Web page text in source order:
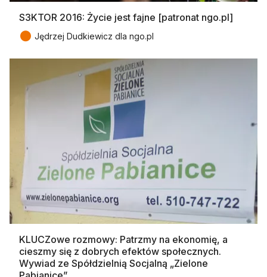
S3KTOR 2016: Życie jest fajne [patronat ngo.pl]
● Jędrzej Dudkiewicz dla ngo.pl
KLUCZowe rozmowy: Patrzmy na ekonomię, a
cieszmy się z dobrych efektów społecznych.
Wywiad ze Spółdzielnią Socjalną „Zielone